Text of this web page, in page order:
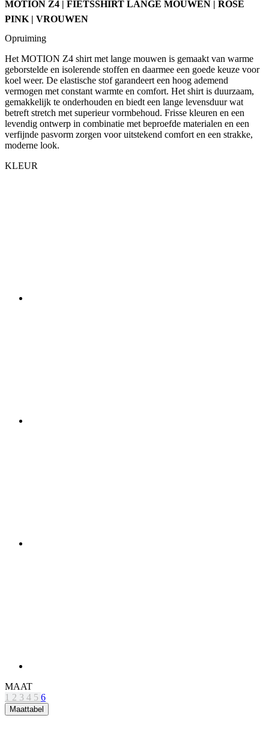
MOTION Z4 | FIETSSHIRT LANGE MOUWEN | ROSE
PINK | VROUWEN
Opruiming
Het MOTION Z4 shirt met lange mouwen is gemaakt van warme
geborstelde en isolerende stoffen en daarmee een goede keuze voor
koel weer. De elastische stof garandeert een hoog ademend
vermogen met constant warmte en comfort. Het shirt is duurzaam,
gemakkelijk te onderhouden en biedt een lange levensduur wat
betreft stretch met superieur vormbehoud. Frisse kleuren en een
levendig ontwerp in combinatie met beproefde materialen en een
verfijnde pasvorm zorgen voor uitstekend comfort en een strakke,
moderne look.
KLEUR
MAAT
1 2 3 4 5 6
Maattabel